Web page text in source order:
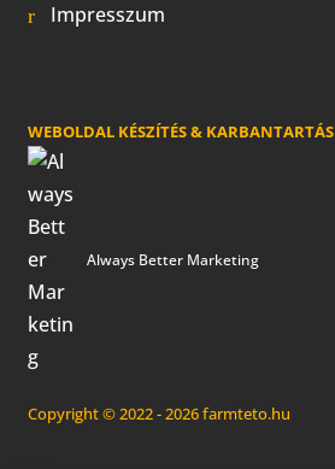
Impresszum
WEBOLDAL KÉSZÍTÉS & KARBANTARTÁS
Always Better Marketing
Copyright © 2022 - 2026 farmteto.hu